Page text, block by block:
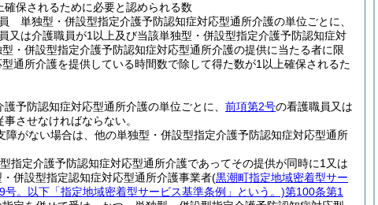
保されるために必要と認められる数
単独型・併設型指定介護予防認知症対応型通所介護の単位ごとに、
は介護職員が1以上及び当該単独型・併設型指定介護予防認知症対
・併設型指定介護予防認知症対応型通所介護の提供に当たる者に限
通所介護を提供している時間数で除して得た数が1以上確保されるた
予防認知症対応型通所介護の単位ごとに、 前項第2号の看護職員又は
させなければならない。
がない場合は、他の単独型・併設型指定介護予防認知症対応型通所
指定介護予防認知症対応型通所介護であってその提供が同時に1又は
併設型指定認知症対応型通所介護事業者(黒潮町指定地域密着型サー
。以下「指定地域密着型サービス基準条例」という。)第100条第1